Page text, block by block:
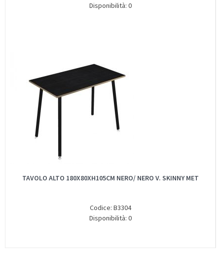
Disponibilità: 0
TAVOLO ALTO 180X80XH105CM NERO/ NERO V. SKINNY MET
Codice: B3304
Disponibilità: 0